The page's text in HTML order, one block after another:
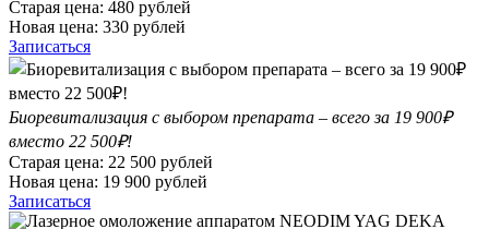
Старая цена: 480 рублей
Новая цена: 330 рублей
Записаться
Биоревитализация с выбором препарата – всего за 19 900₽
вместо 22 500₽!
Старая цена: 22 500 рублей
Новая цена: 19 900 рублей
Записаться